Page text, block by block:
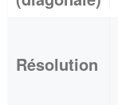
Résolution